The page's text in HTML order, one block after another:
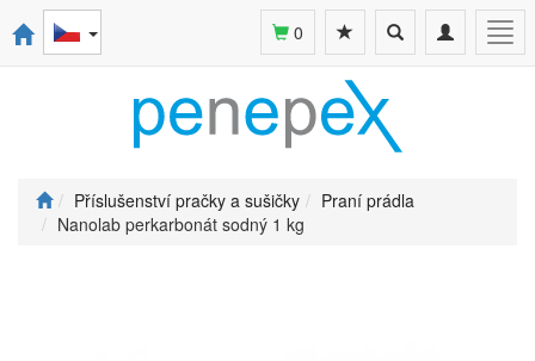
Toggle
navigation
Toggle
search
0
Příslušenství pračky a sušičky
Praní prádla
Nanolab perkarbonát sodný 1 kg